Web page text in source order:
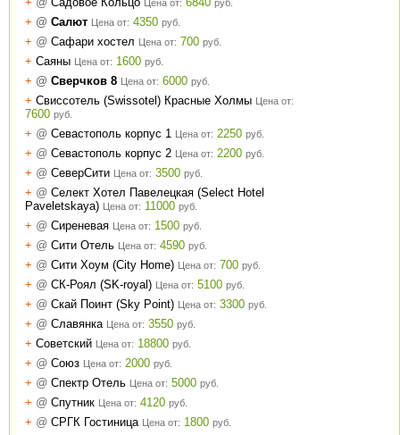
Цена от: руб.
+ @ Салют Цена от: 4350 руб.
+ @ Сафари хостел Цена от: 700 руб.
+ Саяны Цена от: 1600 руб.
+ @ Сверчков 8 Цена от: 6000 руб.
+ Свиссотель (Swissotel) Красные Холмы Цена от:
7600 руб.
+ @ Севастополь корпус 1 Цена от: 2250 руб.
+ @ Севастополь корпус 2 Цена от: 2200 руб.
+ @ СеверСити Цена от: 3500 руб.
+ @ Селект Хотел Павелецкая (Select Hotel
Paveletskaya)
Цена от: 11000 руб.
+ @ Сиреневая Цена от: 1500 руб.
+ @ Сити Отель Цена от: 4590 руб.
+ @ Сити Хоум (City Home) Цена от: 700 руб.
+ @ СК-Роял (SK-royal) Цена от: 5100 руб.
+ @ Скай Поинт (Sky Point) Цена от: 3300 руб.
+ @ Славянка Цена от: 3550 руб.
+ Советский Цена от: 18800 руб.
+ @ Союз Цена от: 2000 руб.
+ @ Спектр Отель Цена от: 5000 руб.
+ @ Спутник Цена от: 4120 руб.
+ @ СРГК Гостиница Цена от: 1800 руб.